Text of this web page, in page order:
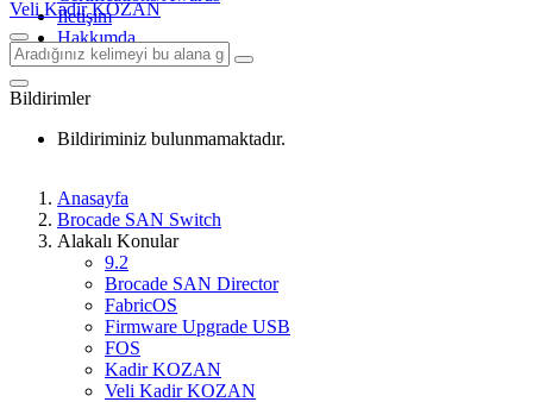
İletişim
Hakkımda
Veli Kadir KOZAN
Bildirimler
Bildiriminiz bulunmamaktadır.
Anasayfa
Brocade SAN Switch
Alakalı Konular
9.2
Brocade SAN Director
FabricOS
Firmware Upgrade USB
FOS
Kadir KOZAN
Veli Kadir KOZAN